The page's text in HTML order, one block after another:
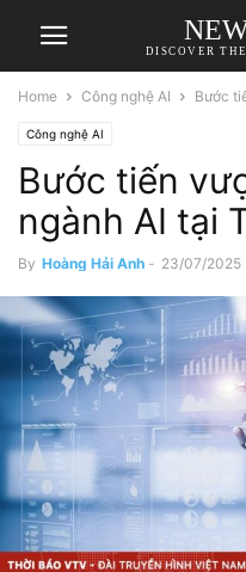
DISCOVER
Home Công nghệ AI Bước
Công nghệ AI
Bước tiến
ngành AI tại
By Hoàng Hải Anh - 23/07/2025